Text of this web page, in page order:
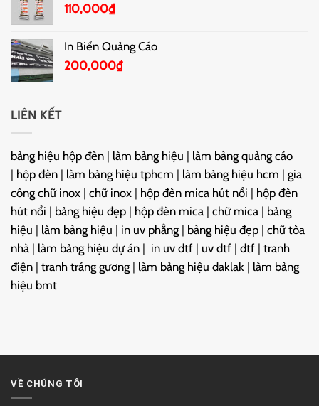
110,000₫
In Biển Quảng Cáo
200,000₫
LIÊN KẾT
bảng hiệu hộp đèn | làm bảng hiệu | làm bảng quảng cáo
| hộp đèn | làm bảng hiệu tphcm | làm bảng hiệu hcm | gia
công chữ inox | chữ inox | hộp đèn mica hút nổi | hộp đèn
hút nổi | bảng hiệu đẹp | hộp đèn mica | chữ mica | bảng
hiệu | làm bảng hiệu | in uv phẳng | bảng hiệu đẹp | chữ tòa
nhà | làm bảng hiệu dự án | in uv dtf | uv dtf | dtf | tranh
điện | tranh tráng gương | làm bảng hiệu daklak | làm bảng
hiệu bmt
VỀ CHÚNG TÔI